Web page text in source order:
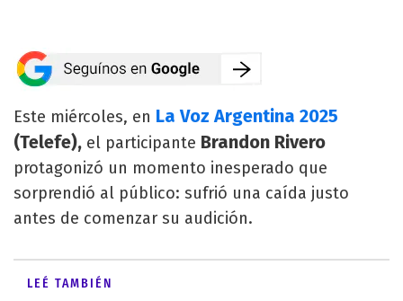
Este miércoles, en La Voz Argentina 2025
(Telefe), el participante Brandon Rivero
protagonizó un momento inesperado que
sorprendió al público: sufrió una caída justo
antes de comenzar su audición.
LEÉ TAMBIÉN